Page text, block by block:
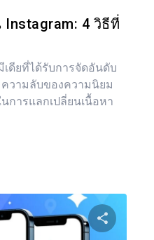
4 วิธีที่
เดียที่ได้รับการจัดอันดับ
วามลับของความนิยม
การแลกเปลี่ยนเนื้อหา